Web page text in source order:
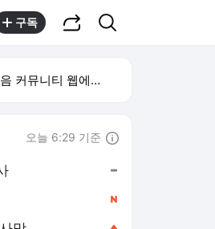
구독
뮤니티 웹에서 보기
오늘 6:29 기준